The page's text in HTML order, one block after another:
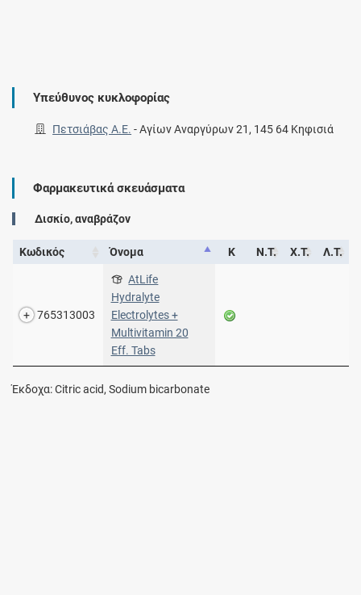
Υπεύθυνος κυκλοφορίας
Πετσιάβας Α.Ε. -Αγίων Αναργύρων 21, 145 64 Κηφισιά
Φαρμακευτικά σκευάσματα
Δισκίο, αναβράζον
Κωδικός Όνομα Κ Ν.Τ. Χ.Τ. Λ.Τ.
765313003
AtLife
Hydralyte
Electrolytes +
Multivitamin 20
Eff. Tabs
Έκδοχα: Citric acid, Sodium bicarbonate